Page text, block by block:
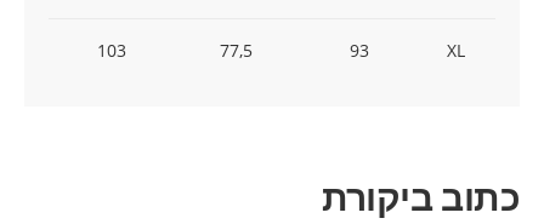
XL
93
77,5
103
כתוב ביקורת